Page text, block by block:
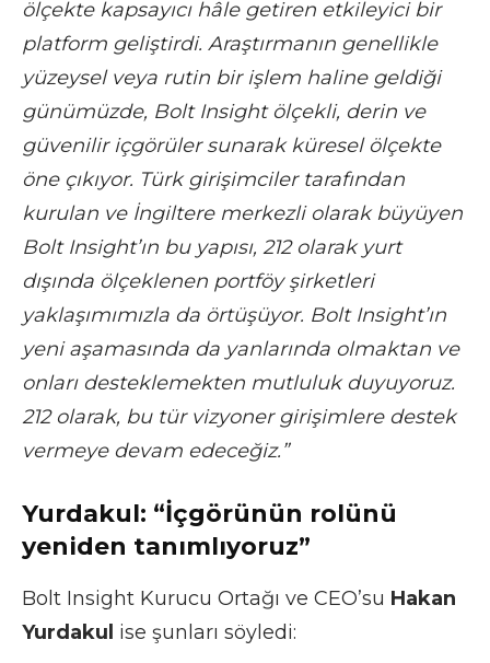
ölçekte kapsayıcı hâle getiren etkileyici bir
platform geliştirdi. Araştırmanın genellikle
yüzeysel veya rutin bir işlem haline geldiği
günümüzde, Bolt Insight ölçekli, derin ve
güvenilir içgörüler sunarak küresel ölçekte
öne çıkıyor. Türk girişimciler tarafından
kurulan ve İngiltere merkezli olarak büyüyen
Bolt Insight’ın bu yapısı, 212 olarak yurt
dışında ölçeklenen portföy şirketleri
yaklaşımımızla da örtüşüyor. Bolt Insight’ın
yeni aşamasında da yanlarında olmaktan ve
onları desteklemekten mutluluk duyuyoruz.
212 olarak, bu tür vizyoner girişimlere destek
vermeye devam edeceğiz.”
Yurdakul: “İçgörünün rolünü
yeniden tanımlıyoruz”
Bolt Insight Kurucu Ortağı ve CEO’su Hakan
Yurdakul ise şunları söyledi: